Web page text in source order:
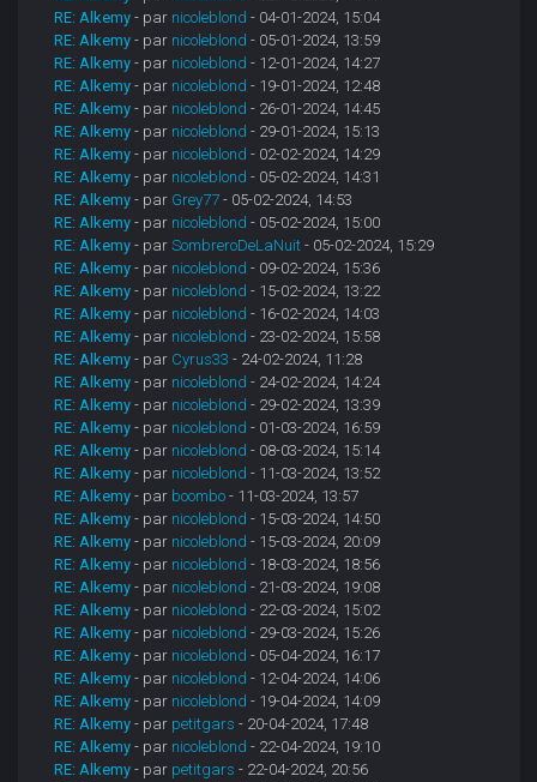
RE: Alkemy - par nicoleblond - 04-01-2024, 15:04
RE: Alkemy - par nicoleblond - 05-01-2024, 13:59
RE: Alkemy - par nicoleblond - 12-01-2024, 14:27
RE: Alkemy - par nicoleblond - 19-01-2024, 12:48
RE: Alkemy - par nicoleblond - 26-01-2024, 14:45
RE: Alkemy - par nicoleblond - 29-01-2024, 15:13
RE: Alkemy - par nicoleblond - 02-02-2024, 14:29
RE: Alkemy - par nicoleblond - 05-02-2024, 14:31
RE: Alkemy - par Grey77 - 05-02-2024, 14:53
RE: Alkemy - par nicoleblond - 05-02-2024, 15:00
RE: Alkemy - parSombreroDeLaNuit - 05-02-2024, 15:29
RE: Alkemy - par nicoleblond - 09-02-2024, 15:36
RE: Alkemy - par nicoleblond - 15-02-2024, 13:22
RE: Alkemy - par nicoleblond - 16-02-2024, 14:03
RE: Alkemy - par nicoleblond - 23-02-2024, 15:58
RE: Alkemy - par Cyrus33 - 24-02-2024, 11:28
RE: Alkemy - par nicoleblond - 24-02-2024, 14:24
RE: Alkemy - par nicoleblond - 29-02-2024, 13:39
RE: Alkemy - par nicoleblond - 01-03-2024, 16:59
RE: Alkemy - par nicoleblond - 08-03-2024, 15:14
RE: Alkemy - par nicoleblond - 11-03-2024, 13:52
RE: Alkemy - par boombo - 11-03-2024, 13:57
RE: Alkemy - par nicoleblond - 15-03-2024, 14:50
RE: Alkemy - par nicoleblond - 15-03-2024, 20:09
RE: Alkemy - par nicoleblond - 18-03-2024, 18:56
RE: Alkemy - par nicoleblond - 21-03-2024, 19:08
RE: Alkemy - par nicoleblond - 22-03-2024, 15:02
RE: Alkemy - par nicoleblond - 29-03-2024, 15:26
RE: Alkemy - par nicoleblond - 05-04-2024, 16:17
RE: Alkemy - par nicoleblond - 12-04-2024, 14:06
RE: Alkemy - par nicoleblond - 19-04-2024, 14:09
RE: Alkemy - par petitgars - 20-04-2024, 17:48
RE: Alkemy - par nicoleblond - 22-04-2024, 19:10
RE: Alkemy - par petitgars - 22-04-2024, 20:56